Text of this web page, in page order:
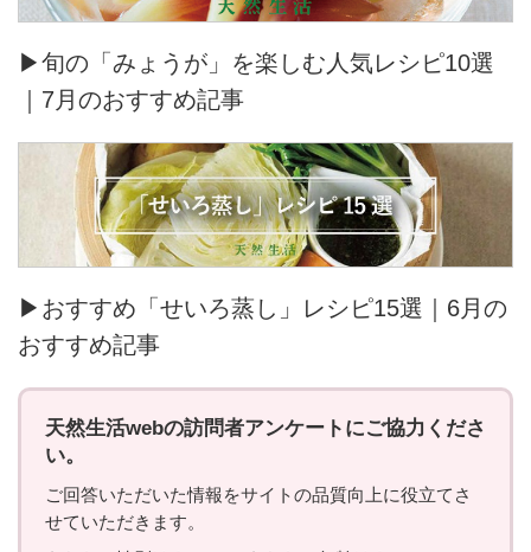
▶旬の「みょうが」を楽しむ人気レシピ10選
｜7月のおすすめ記事
▶おすすめ「せいろ蒸し」レシピ15選｜6月の
おすすめ記事